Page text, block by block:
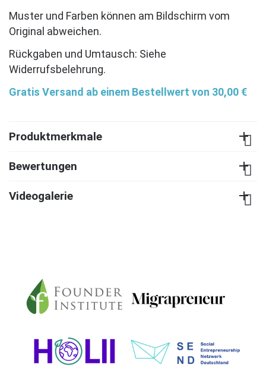
Muster und Farben können am Bildschirm vom
Original abweichen.
Rückgaben und Umtausch: Siehe
Widerrufsbelehrung.
Gratis Versand ab einem Bestellwert von 30,00 €
Produktmerkmale
Bewertungen
Videogalerie